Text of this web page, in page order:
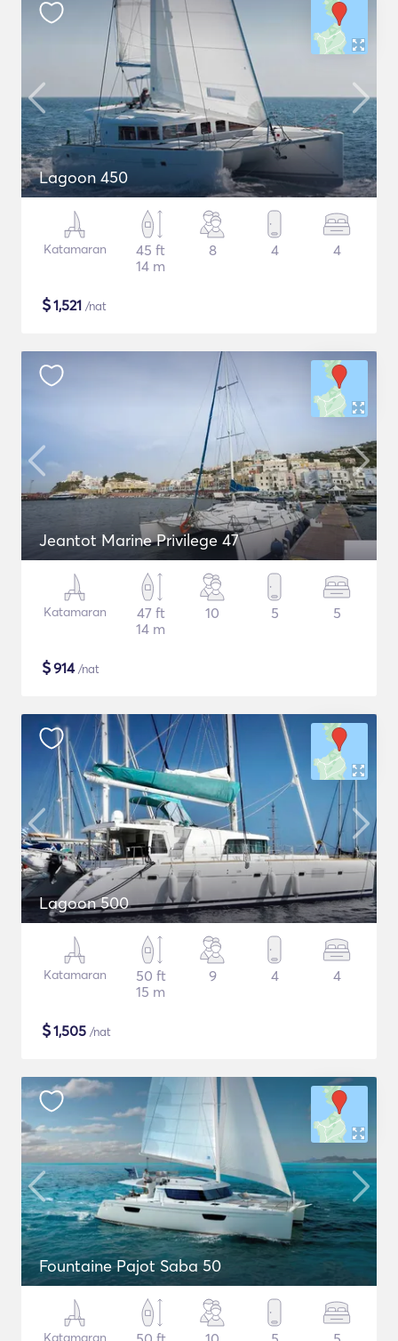
Lagoon 450
Katamaran
45 ft
14 m
8 4 4
$1,521 /nat
Jeantot Marine Privilege 47
Katamaran
47 ft
14 m
10 5 5
$914/nat
Lagoon 500
Katamaran
50 ft
15 m
9 4 4
$1,505 /nat
Fountaine Pajot Saba 50
Katamaran